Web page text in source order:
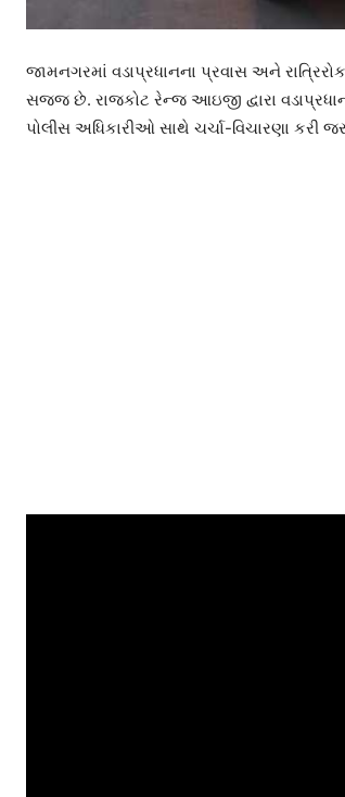
જામનગરમાં વડાપ્રધાનના પ્રવાસ અને
સજ્જ છે. રાજકોટ રેન્જ આઇજી દ્વારા
પોલીસ અધિકારીઓ સાથે ચર્ચા-વિચારણા